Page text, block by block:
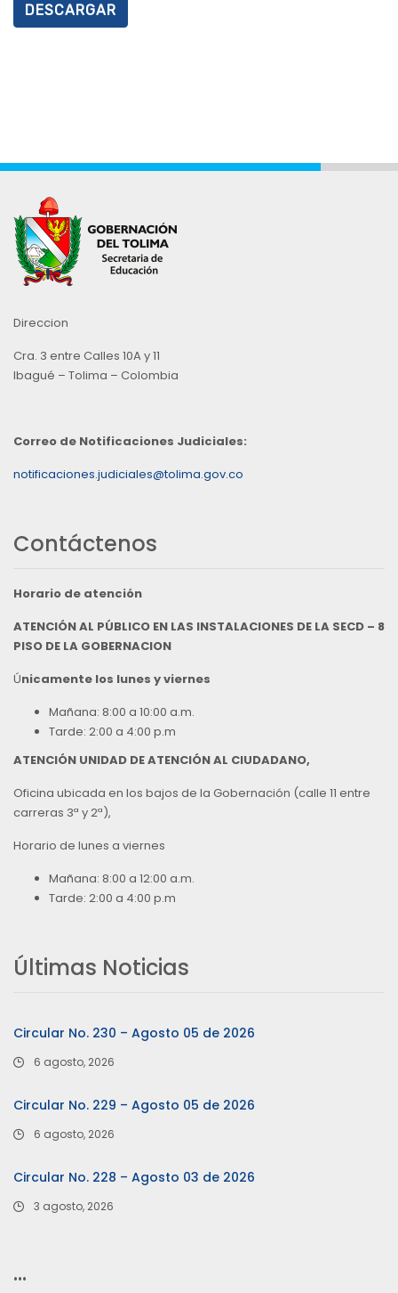
DESCARGAR
Direccion
Cra. 3 entre Calles 10A y 11
Ibagué – Tolima – Colombia
Correo de Notificaciones Judiciales:
notificaciones.judiciales@tolima.gov.co
Contáctenos
Horario de atención
ATENCIÓN AL PÚBLICO EN LAS INSTALACIONES DE LA SECD – 8
PISO DE LA GOBERNACION
Únicamente los lunes y viernes
Mañana: 8:00 a 10:00 a.m.
Tarde: 2:00 a 4:00 p.m
ATENCIÓN UNIDAD DE ATENCIÓN AL CIUDADANO,
Oficina ubicada en los bajos de la Gobernación (calle 11 entre
carreras 3ª y 2ª),
Horario de lunes a viernes
Mañana: 8:00 a 12:00 a.m.
Tarde: 2:00 a 4:00 p.m
Últimas Noticias
Circular No. 230 – Agosto 05 de 2026
6 agosto, 2026
Circular No. 229 – Agosto 05 de 2026
6 agosto, 2026
Circular No. 228 – Agosto 03 de 2026
3 agosto, 2026
…